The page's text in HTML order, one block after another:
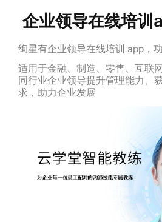
企业领导在线培训
绚星有企业领导在线培训 app，
适用于金融、制造、零售、互联
同行业企业领导提升管理能力、
求，助力企业发展